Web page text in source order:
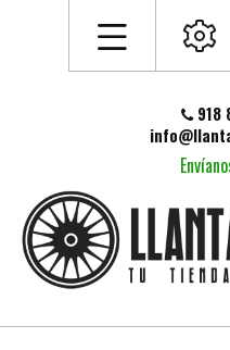
918